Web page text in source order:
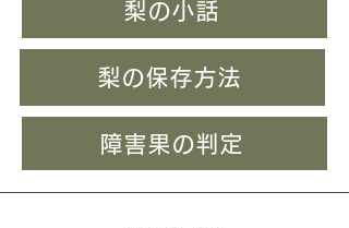
梨の小話
梨の保存方法
障害果の判定